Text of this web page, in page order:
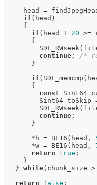
head =
if (head)
    {
if (head + 20 >=
      {
continue; /*
      }
if
      {
const Sint64
Sint64 toSkip
continue;
      }
      *h = BE16(head,
      *w = BE16(head,
return true ;
    }
  }
while(chunk_size >
return
false ;